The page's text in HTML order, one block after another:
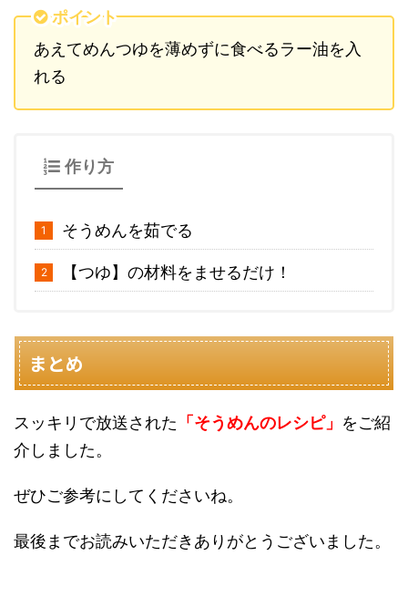
ポイント
あえてめんつゆを薄めずに食べるラー油を入
れる
作り方
そうめんを茹でる
【つゆ】の材料をませるだけ！
まとめ
スッキリで放送された 「そうめんのレシピ」 をご紹
介しました。
ぜひご参考にしてくださいね。
最後までお読みいただきありがとうございました。